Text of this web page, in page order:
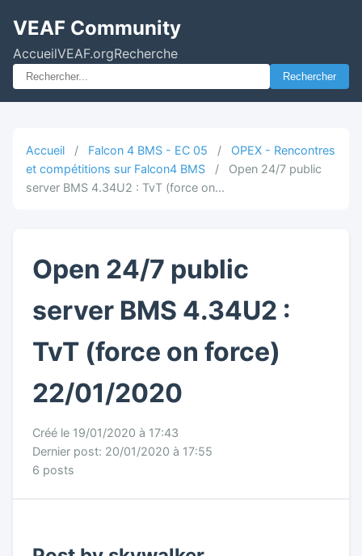
VEAF Community
AccueilVEAF.orgRecherche
Rechercher
Accueil / Falcon 4 BMS - EC 05 /
OPEX - Rencontres
et compétitions sur Falcon4 BMS
/
Open 24/7 public
server BMS 4.34U2 : TvT (force on...
Open 24/7 public
server BMS 4.34U2 :
TvT (force on force)
22/01/2020
Créé le 19/01/2020 à 17:43
Dernier post: 20/01/2020 à 17:55
6 posts